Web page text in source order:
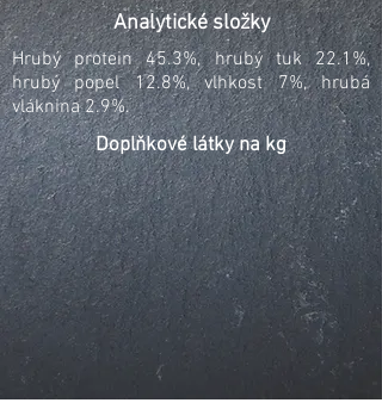
Analytické složky
Hrubý protein 45.3%, hrubý tuk 22.1%,
hrubý popel 12.8%, vlhkost 7%, hrubá
vláknina 2.9%.
Doplňkové látky na kg